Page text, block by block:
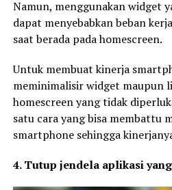
Namun, menggunakan widget
dapat menyebabkan beban
saat berada pada homescreen.
Untuk membuat kinerja
meminimalisir widget maupun
homescreen yang tidak
satu cara yang bisa membattu
smartphone sehingga
4. Tutup jendela aplikasi